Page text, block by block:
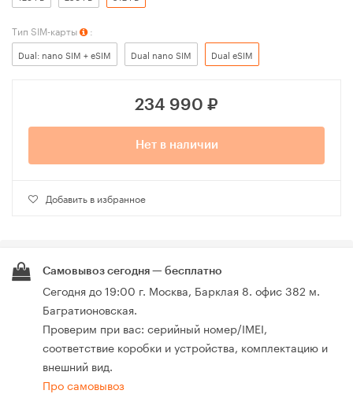
Тип SIM-карты :
Dual: nano SIM + eSIM Dual nano SIM Dual eSIM
234 990 ₽
Нет в наличии
Добавить в избранное
Самовывоз сегодня — бесплатно
Сегодня до 19:00 г. Москва, Барклая 8. офис 382 м.
Багратионовская.
Проверим при вас: серийный номер/IMEI,
соответствие коробки и устройства, комплектацию и
внешний вид.
Про самовывоз